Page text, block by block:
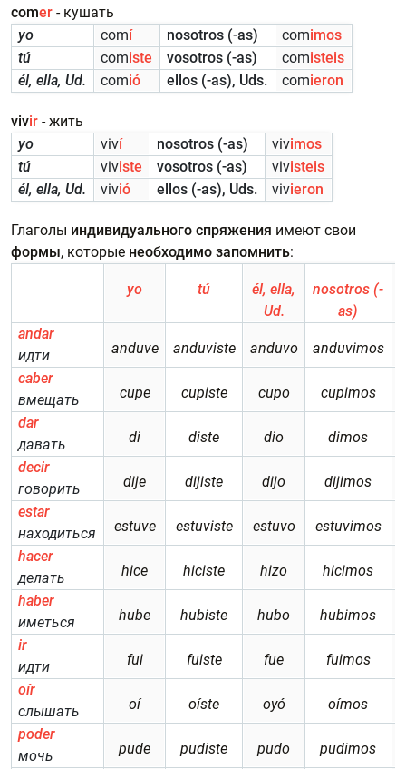
comer - кушать
yo
comí nosotros (-as) comimos
tú
comiste vosotros (-as) comisteis
él, ella, Ud.
comió ellos (-as), Uds. comieron
vivir - жить
yo
viví nosotros (-as) vivimos
tú
viviste vosotros (-as) vivisteis
él, ella, Ud.
vivió ellos (-as), Uds. vivieron
Глаголы индивидуального спряжения имеют свои
формы, которые необходимо запомнить:
yo tú
él, ella,
Ud.
nosotros (-
as)
andar
идти
anduve anduviste anduvo anduvimos
caber
вмещать
cupe cupiste cupo
cupimos
dar
давать
di diste dio
dimos
decir
говорить
dije dijiste dijo
dijimos
estar
находиться
estuve estuviste estuvo estuvimos
hacer
делать
hice hiciste hizo
hicimos
haber
иметься
hube hubiste hubo
hubimos
ir
идти
fui fuiste fue
fuimos
oír
слышать
oí oíste oyó
oímos
poder
мочь
pude pudiste pudo
pudimos